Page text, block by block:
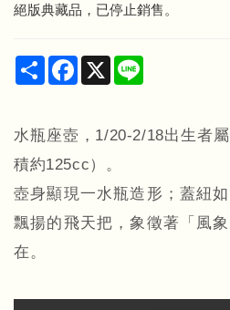
絕版典藏品，已停止銷售。
Share Facebook
X
水瓶座壺，1/20-2/18出生者
積約125cc）。
壺身顯現一水瓶造形；蓋紐
飄揚的飛天把，象徵著「風
在。